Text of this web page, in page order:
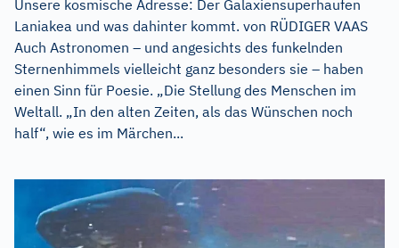
Unsere kosmische Adresse: Der Galaxiensuperhaufen
Laniakea und was dahinter kommt. von RÜDIGER VAAS
Auch Astronomen – und angesichts des funkelnden
Sternenhimmels vielleicht ganz besonders sie – haben
einen Sinn für Poesie. „Die Stellung des Menschen im
Weltall. „In den alten Zeiten, als das Wünschen noch
half“, wie es im Märchen...